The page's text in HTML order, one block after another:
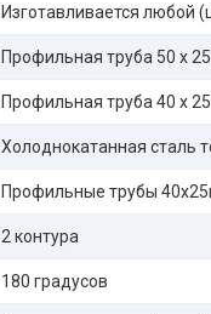
Изготавливается любой
Профильная труба 50 х
Профильная труба 40 х
Холоднокатанная сталь
Профильные трубы
2 контура
180 градусов